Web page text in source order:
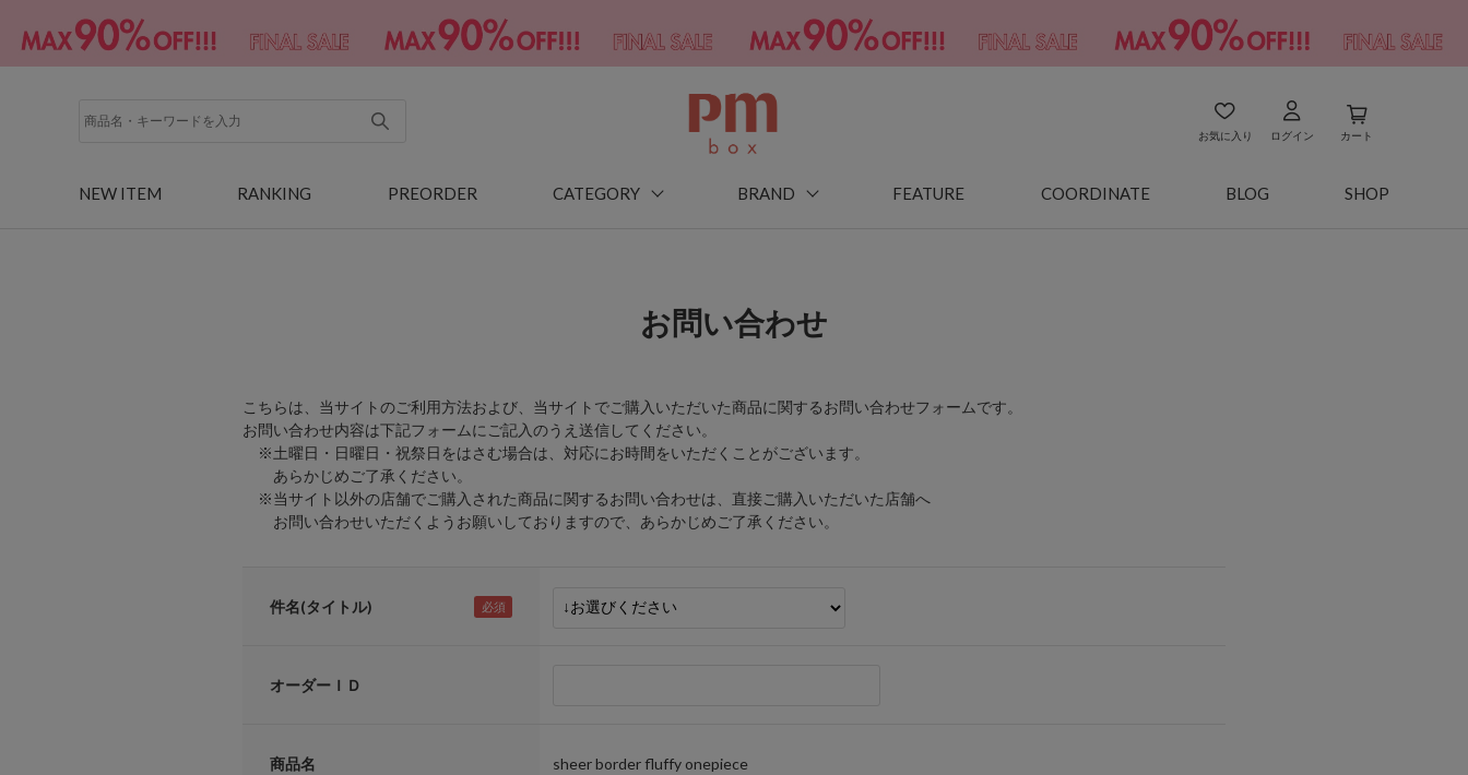
お気に入り ログイン カート
NEW ITEM RANKING PREORDER CATEGORY BRAND FEATURE COORDINATE BLOG SHOP
お問い合わせ
こちらは、当サイトのご利用方法および、当サイトでご購入いただいた商品に関するお問い合わせフォームです。
お問い合わせ内容は下記フォームにご記入のうえ送信してください。
※土曜日・日曜日・祝祭日をはさむ場合は、対応にお時間をいただくことがございます。
あらかじめご了承ください。
※当サイト以外の店舗でご購入された商品に関するお問い合わせは、直接ご購入いただいた店舗へ
お問い合わせいただくようお願いしておりますので、あらかじめご了承ください。
件名(タイトル)
オーダーＩＤ
商品名
sheer border fluffy onepiece